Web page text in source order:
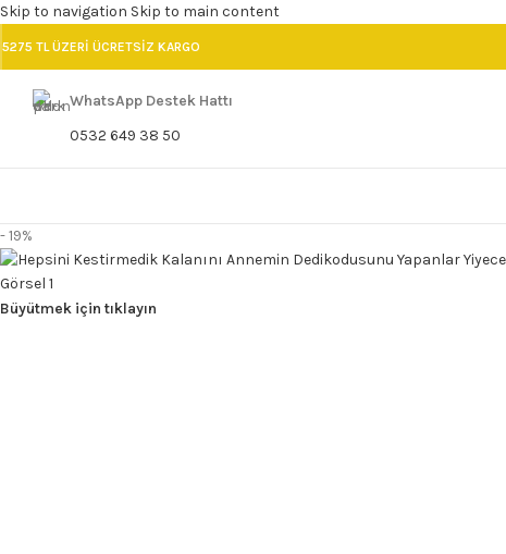
Skip to navigation Skip to main content
5275 TL ÜZERİ ÜCRETSİZ KARGO
WhatsApp Destek Hattı
0532 649 38 50
- 19%
Büyütmek için tıklayın